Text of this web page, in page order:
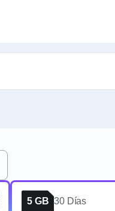
5 GB 30 Días